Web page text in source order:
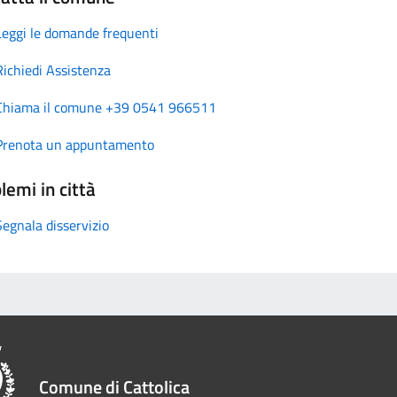
le domande frequenti
Assistenza
il comune +39 0541 966511
un appuntamento
in città
disservizio
Comune di Cattolica